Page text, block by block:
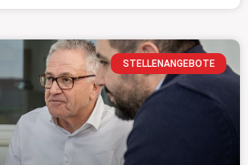
STELLENANGEBOTE